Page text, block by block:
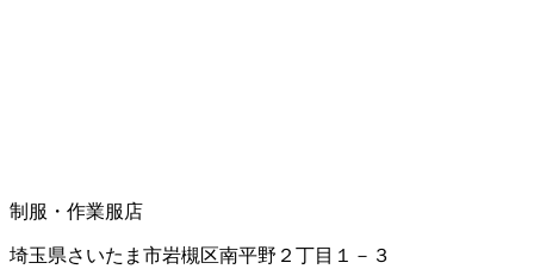
制服・作業服店
埼玉県さいたま市岩槻区南平野２丁目１－３